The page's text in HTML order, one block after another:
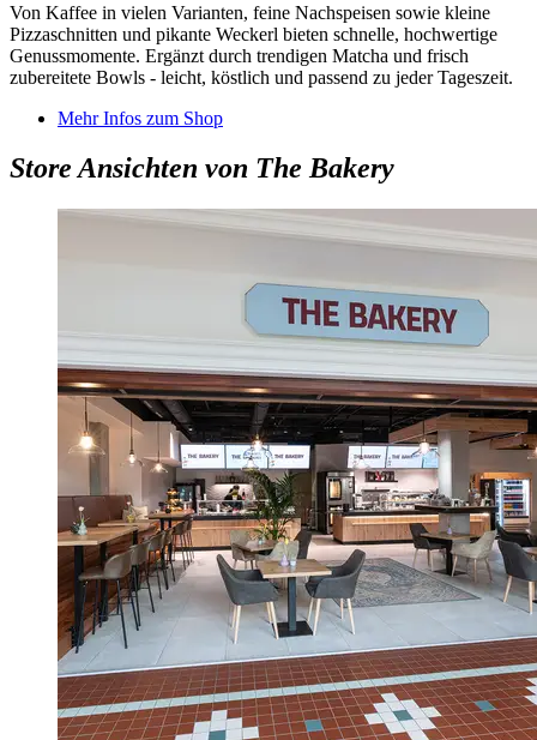
Von Kaffee in vielen Varianten, feine Nachspeisen sowie kleine
Pizzaschnitten und pikante Weckerl bieten schnelle, hochwertige
Genussmomente. Ergänzt durch trendigen Matcha und frisch
zubereitete Bowls - leicht, köstlich und passend zu jeder Tageszeit.
Mehr Infos zum Shop
Store Ansichten von The Bakery